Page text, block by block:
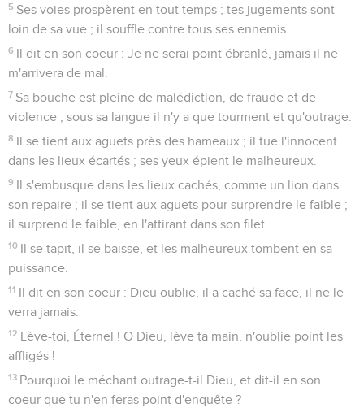
5 Ses voies prospèrent en tout temps ; tes jugements sont
loin de sa vue ; il souffle contre tous ses ennemis.
6 Il dit en son coeur : Je ne serai point ébranlé, jamais il ne
m'arrivera de mal.
7 Sa bouche est pleine de malédiction, de fraude et de
violence ; sous sa langue il n'y a que tourment et qu'outrage.
8 Il se tient aux aguets près des hameaux ; il tue l'innocent
dans les lieux écartés ; ses yeux épient le malheureux.
9 Il s'embusque dans les lieux cachés, comme un lion dans
son repaire ; il se tient aux aguets pour surprendre le faible ;
il surprend le faible, en l'attirant dans son filet.
10 Il se tapit, il se baisse, et les malheureux tombent en sa
puissance.
11 Il dit en son coeur : Dieu oublie, il a caché sa face, il ne le
verra jamais.
12 Lève-toi, Éternel ! O Dieu, lève ta main, n'oublie point les
affligés !
13 Pourquoi le méchant outrage-t-il Dieu, et dit-il en son
coeur que tu n'en feras point d'enquête ?